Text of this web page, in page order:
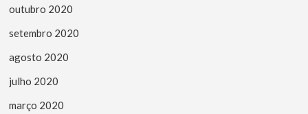
outubro 2020
setembro 2020
agosto 2020
julho 2020
março 2020